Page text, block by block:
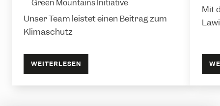
Green Mountains Initiative
Unser Team leistet einen Beitrag zum
Klimaschutz
WEITERLESEN
Mit